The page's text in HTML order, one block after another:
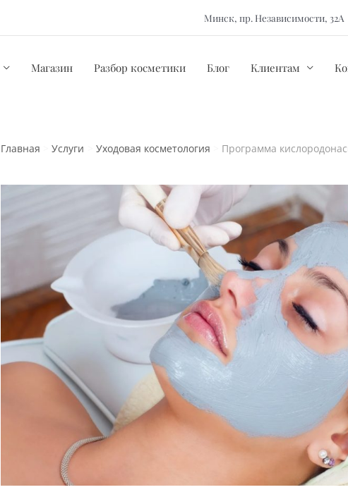
Минск, пр. Независимости,
Магазин Разбор косметики Блог Клиентам
Главная Услуги Уходовая косметология Программа